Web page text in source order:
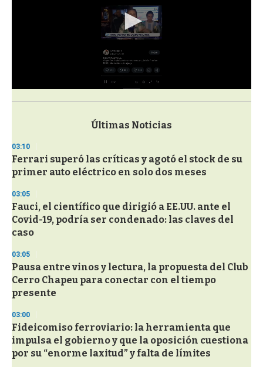
s
d
s
o
f
3
s
e
c
o
d
s
Últimas Noticias
03:10
Ferrari superó las críticas y agotó el stock de su
primer auto eléctrico en solo dos meses
03:05
Fauci, el científico que dirigió a EE.UU. ante el
Covid-19, podría ser condenado: las claves del
caso
03:05
Pausa entre vinos y lectura, la propuesta del Club
Cerro Chapeu para conectar con el tiempo
presente
03:00
Fideicomiso ferroviario: la herramienta que
impulsa el gobierno y que la oposición cuestiona
por su “enorme laxitud” y falta de límites